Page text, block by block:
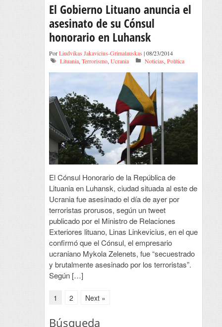
El Gobierno Lituano anuncia el
asesinato de su Cónsul
honorario en Luhansk
PorLiudvikas Jakavicius-Grimalauskas | 08/23/2014
Lituania, Terrorismo, Ucrania Noticias, Política
El Cónsul Honorario de la República de
Lituania en Luhansk, ciudad situada al este de
Ucrania fue asesinado el día de ayer por
terroristas prorusos, según un tweet
publicado por el Ministro de Relaciones
Exteriores lituano, Linas Linkevicius, en el que
confirmó que el Cónsul, el empresario
ucraniano Mykola Zelenets, fue “secuestrado
y brutalmente asesinado por los terroristas”.
Según […]
1 2 Next »
Búsqueda